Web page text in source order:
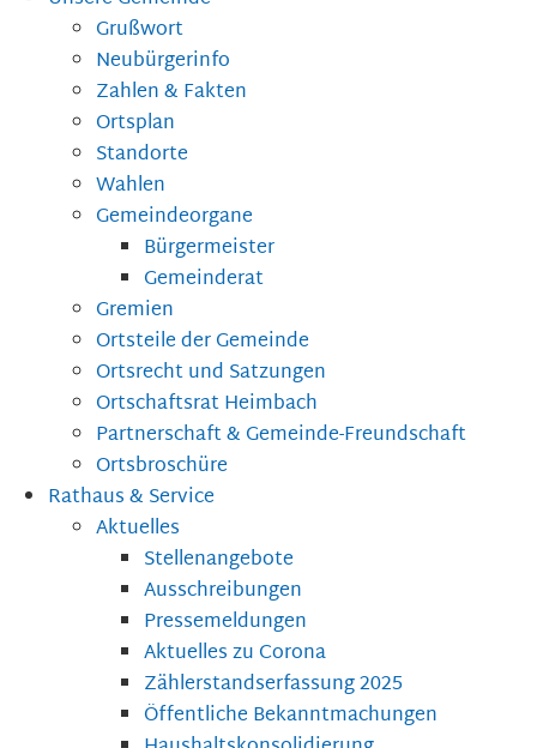
Grußwort
Neubürgerinfo
Zahlen & Fakten
Ortsplan
Standorte
Wahlen
Gemeindeorgane
Bürgermeister
Gemeinderat
Gremien
Ortsteile der Gemeinde
Ortsrecht und Satzungen
Ortschaftsrat Heimbach
Partnerschaft & Gemeinde-Freundschaft
Ortsbroschüre
Rathaus & Service
Aktuelles
Stellenangebote
Ausschreibungen
Pressemeldungen
Aktuelles zu Corona
Zählerstandserfassung 2025
Öffentliche Bekanntmachungen